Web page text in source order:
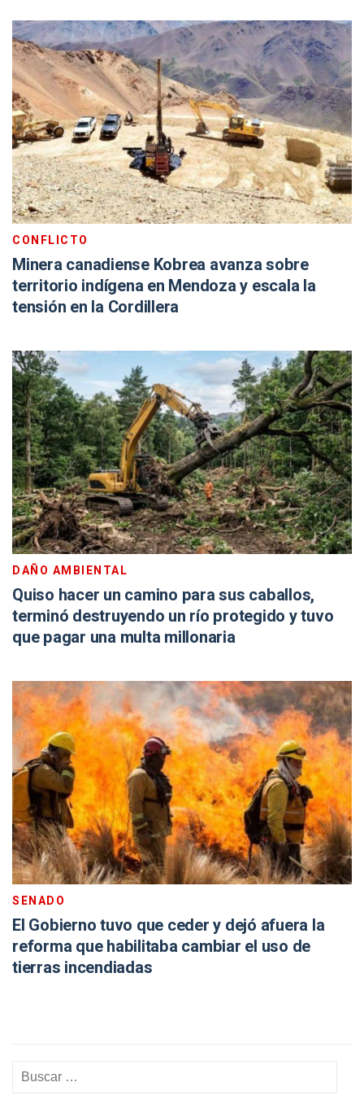
CONFLICTO
Minera canadiense Kobrea avanza sobre
territorio indígena en Mendoza y escala la
tensión en la Cordillera
DAÑO AMBIENTAL
Quiso hacer un camino para sus caballos,
terminó destruyendo un río protegido y tuvo
que pagar una multa millonaria
SENADO
El Gobierno tuvo que ceder y dejó afuera la
reforma que habilitaba cambiar el uso de
tierras incendiadas